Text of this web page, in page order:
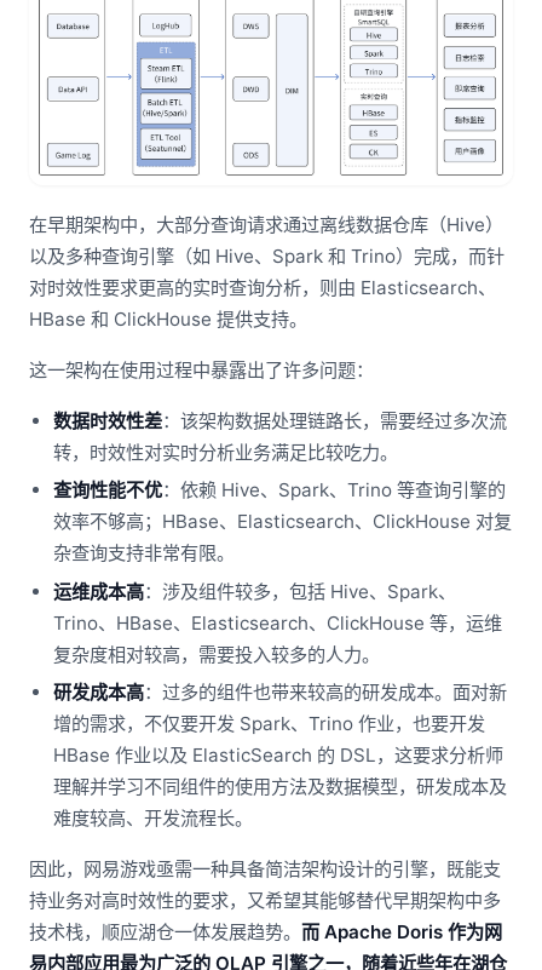
在早期架构中，大部分查询请求通过离线数据仓库（Hive）
以及多种查询引擎（如 Hive、Spark 和 Trino）完成，而针
对时效性要求更高的实时查询分析，则由 Elasticsearch、
HBase 和 ClickHouse 提供支持。
这一架构在使用过程中暴露出了许多问题：
数据时效性差：该架构数据处理链路长，需要经过多次流
转，时效性对实时分析业务满足比较吃力。
查询性能不优：依赖 Hive、Spark、Trino 等查询引擎的
效率不够高；HBase、Elasticsearch、ClickHouse 对复
杂查询支持非常有限。
运维成本高：涉及组件较多，包括 Hive、Spark、
Trino、HBase、Elasticsearch、ClickHouse 等，运维
复杂度相对较高，需要投入较多的人力。
研发成本高：过多的组件也带来较高的研发成本。面对新
增的需求，不仅要开发 Spark、Trino 作业，也要开发
HBase 作业以及 ElasticSearch 的 DSL，这要求分析师
理解并学习不同组件的使用方法及数据模型，研发成本及
难度较高、开发流程长。
因此，网易游戏亟需一种具备简洁架构设计的引擎，既能支
持业务对高时效性的要求，又希望其能够替代早期架构中多
技术栈，顺应湖仓一体发展趋势。 而 Apache Doris 作为网
易内部应用最为广泛的 OLAP 引擎之一，随着近些年在湖仓